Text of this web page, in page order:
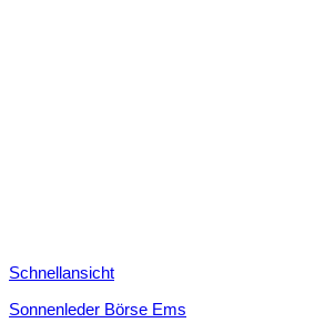
Schnellansicht
Sonnenleder Börse Ems